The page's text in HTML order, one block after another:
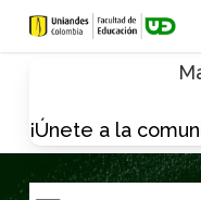
Skip
¡Únete a la